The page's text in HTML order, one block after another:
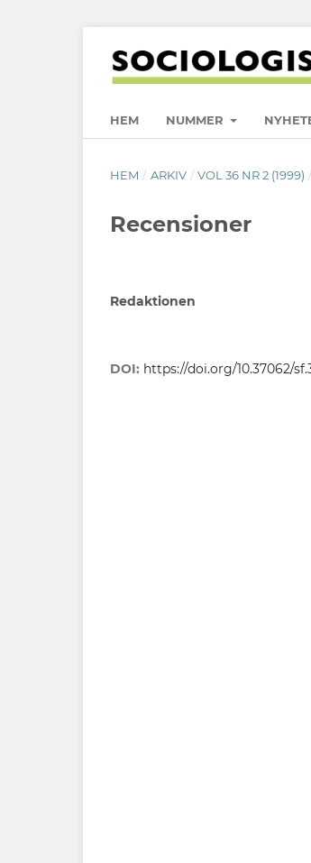
HEM NUMMER
HEM / ARKIV / VOL 36 NR 2 (1999) /
Recensioner
Redaktionen
DOI: https://doi.org/10.37062/